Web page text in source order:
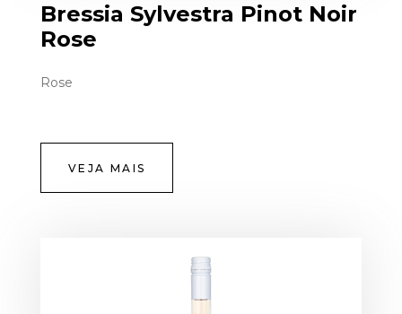
Bressia Sylvestra Pinot Noir
Rose
Rose
VEJA MAIS